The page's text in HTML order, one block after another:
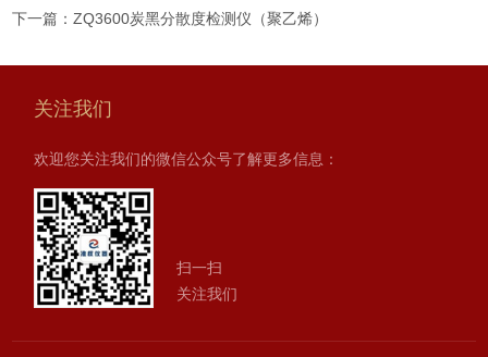
下一篇：ZQ3600炭黑分散度检测仪（聚乙烯）
关注我们
欢迎您关注我们的微信公众号了解更多信息：
扫一扫
关注我们